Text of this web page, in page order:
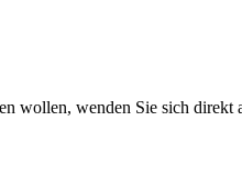
wollen, wenden Sie sich direkt